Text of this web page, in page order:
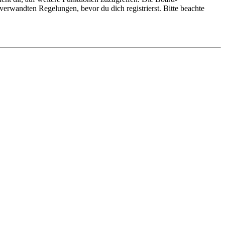
Regelungen, bevor du dich registrierst. Bitte beachte